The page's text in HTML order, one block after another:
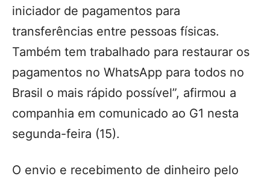
iniciador de pagamentos para
transferências entre pessoas físicas.
Também tem trabalhado para restaurar os
pagamentos no WhatsApp para todos no
Brasil o mais rápido possível”, afirmou a
companhia em comunicado ao G1 nesta
segunda-feira (15).
O envio e recebimento de dinheiro pelo